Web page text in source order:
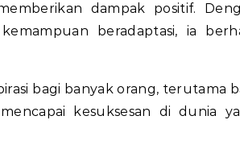
dampak positif.
beradaptasi, ia
bagi banyak orang, terutama
kesuksesan di dunia